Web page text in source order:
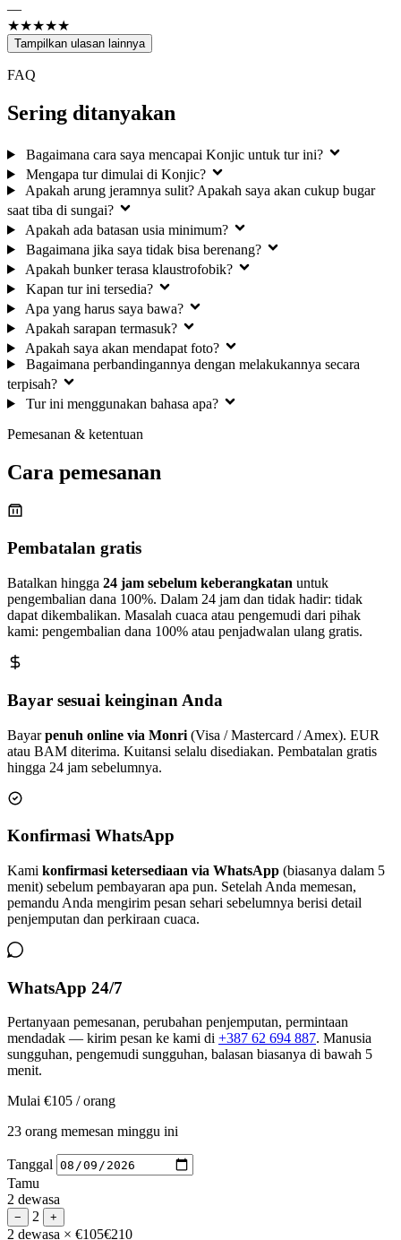
—
★★★★★
Tampilkan ulasan lainnya
FAQ
Sering ditanyakan
Bagaimana cara saya mencapai Konjic untuk tur ini?
Mengapa tur dimulai di Konjic?
Apakah arung jeramnya sulit? Apakah saya akan cukup bugar
saat tiba di sungai?
Apakah ada batasan usia minimum?
Bagaimana jika saya tidak bisa berenang?
Apakah bunker terasa klaustrofobik?
Kapan tur ini tersedia?
Apa yang harus saya bawa?
Apakah sarapan termasuk?
Apakah saya akan mendapat foto?
Bagaimana perbandingannya dengan melakukannya secara
terpisah?
Tur ini menggunakan bahasa apa?
Pemesanan & ketentuan
Cara pemesanan
Pembatalan gratis
Batalkan hingga 24 jam sebelum keberangkatan untuk
pengembalian dana 100%. Dalam 24 jam dan tidak hadir: tidak
dapat dikembalikan. Masalah cuaca atau pengemudi dari pihak
kami: pengembalian dana 100% atau penjadwalan ulang gratis.
Bayar sesuai keinginan Anda
Bayarpenuh online via Monri (Visa / Mastercard / Amex). EUR
atau BAM diterima. Kuitansi selalu disediakan. Pembatalan gratis
hingga 24 jam sebelumnya.
Konfirmasi WhatsApp
Kami konfirmasi ketersediaan via WhatsApp (biasanya dalam 5
menit) sebelum pembayaran apa pun. Setelah Anda memesan,
pemandu Anda mengirim pesan sehari sebelumnya berisi detail
penjemputan dan perkiraan cuaca.
WhatsApp 24/7
Pertanyaan pemesanan, perubahan penjemputan, permintaan
mendadak — kirim pesan ke kami di +387 62 694 887. Manusia
sungguhan, pengemudi sungguhan, balasan biasanya di bawah 5
menit.
Mulai €105 / orang
23 orang memesan minggu ini
Tanggal
Tamu
2 dewasa
− 2 +
2 dewasa × €105€210